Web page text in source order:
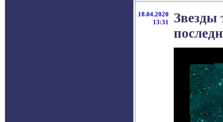
18.04.2020
13:31
Звезды